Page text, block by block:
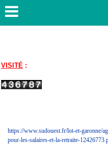
VISITÉ :
https://www.sudouest.fr/lot-et-garonne/
pour-les-salaires-et-la-retraite-